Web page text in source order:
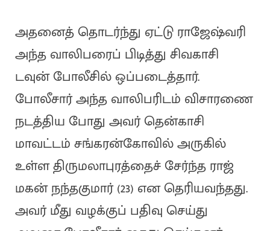
அதனைத் தொடர்ந்து ஏட்டு ராஜேஷ்வரி
அந்த வாலிபரைப் பிடித்து சிவகாசி
டவுன் போலீசில் ஒப்படைத்தார்.
போலீசார் அந்த வாலிபரிடம் விசாரணை
நடத்திய போது அவர் தென்காசி
மாவட்டம் சங்கரன்கோவில் அருகில்
உள்ள திருமலாபுரத்தைச் சேர்ந்த ராஜ்
மகன் நந்தகுமார் (23) என தெரியவந்தது.
அவர் மீது வழக்குப் பதிவு செய்து